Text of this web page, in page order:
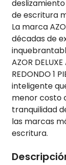
de escritura
La marca
décadas de
AZOR
REDONDO 1
inteligente
menor costo
tranquilidad
las marcas
escritura.